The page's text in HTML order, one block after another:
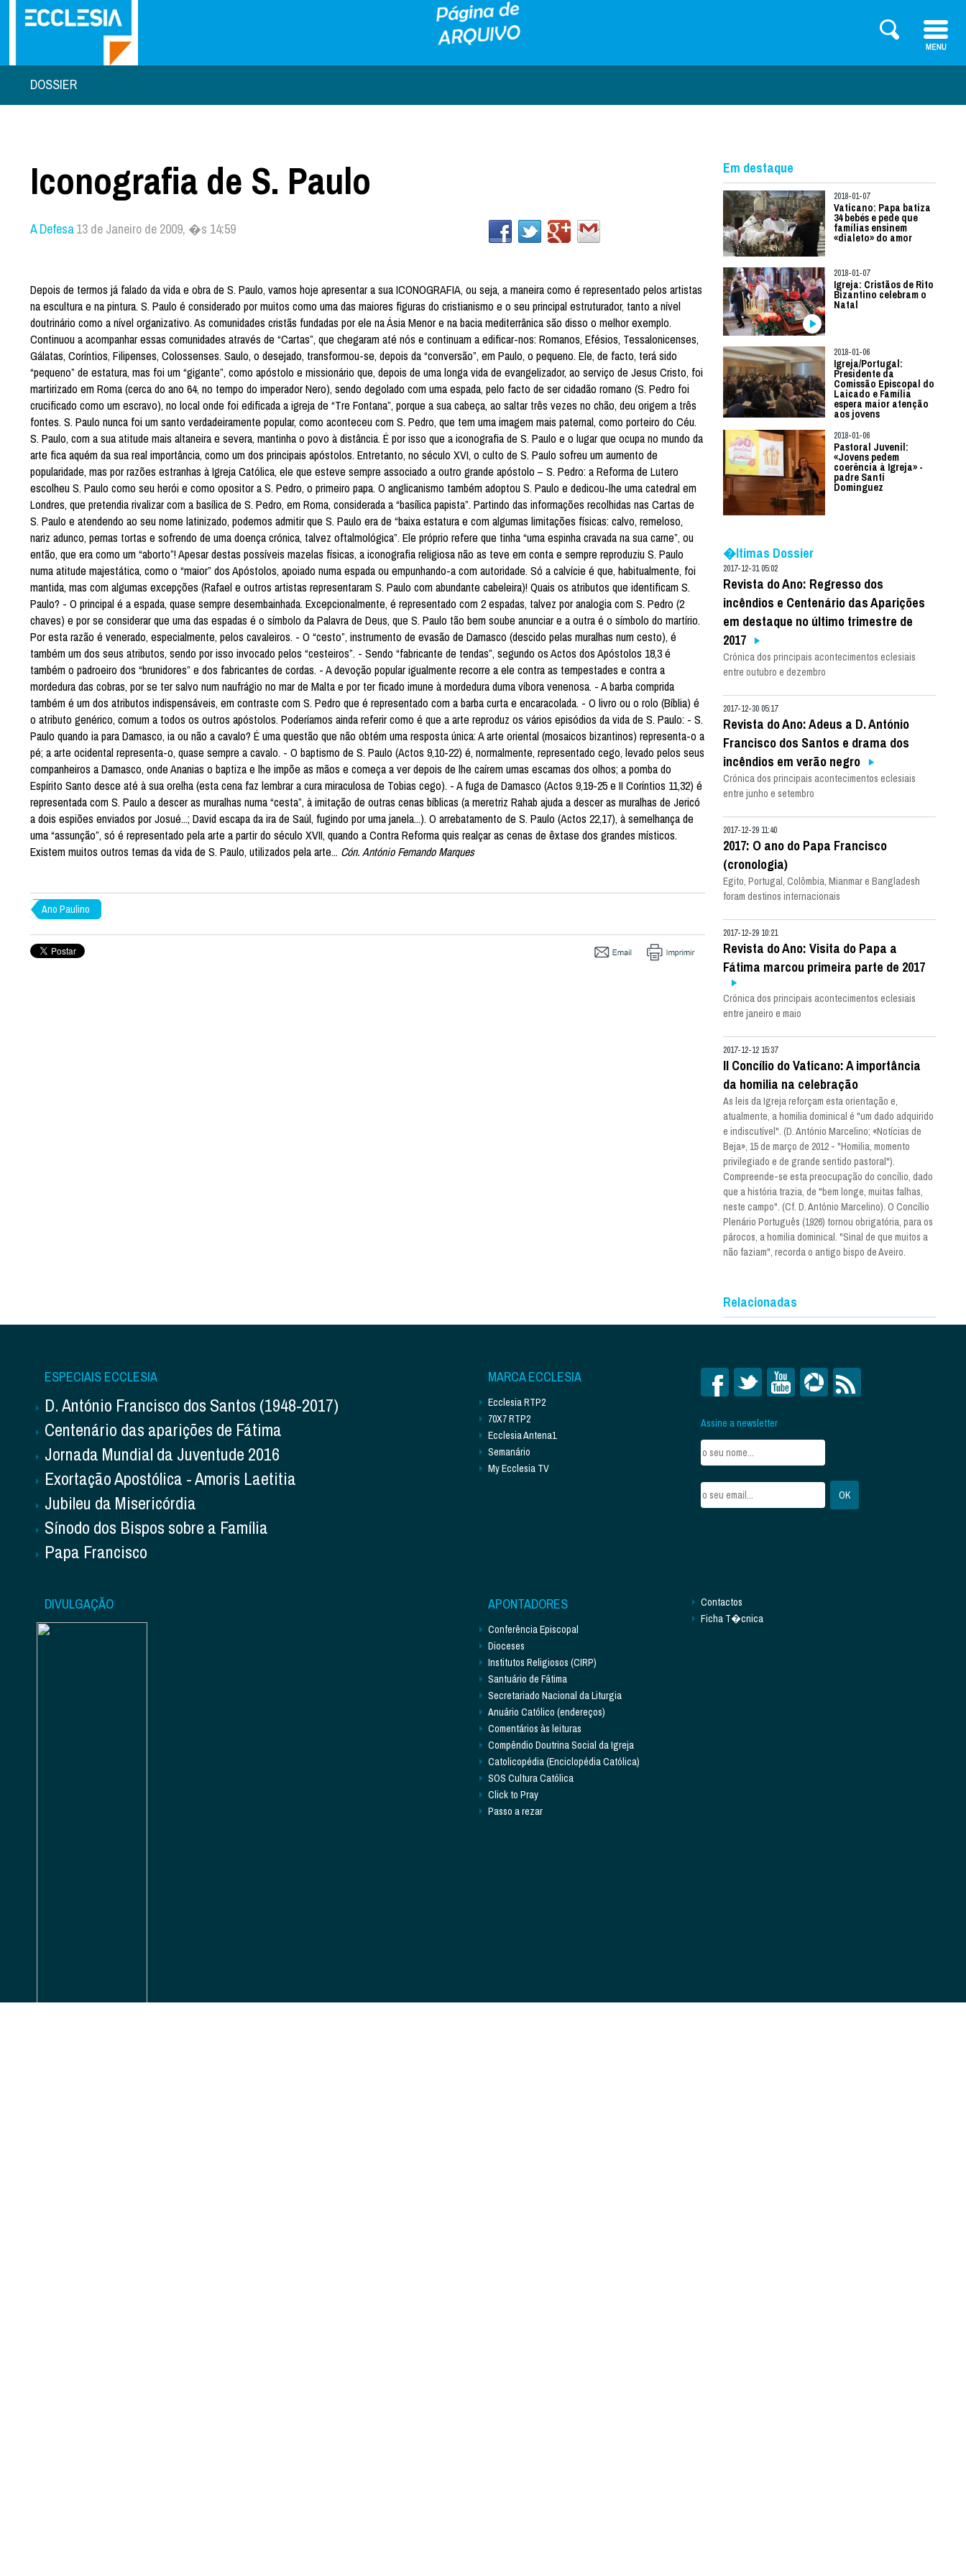
DOSSIER
Iconografia de S. Paulo
A Defesa13 de Janeiro de 2009, �s 14:59
Depois de termos já falado da vida e obra de S. Paulo, vamos hoje apresentar a sua ICONOGRAFIA, ou seja, a maneira como é representado pelos artistas
na escultura e na pintura. S. Paulo é considerado por muitos como uma das maiores figuras do cristianismo e o seu principal estruturador, tanto a nível
doutrinário como a nível organizativo. As comunidades cristãs fundadas por ele na Ásia Menor e na bacia mediterrânica são disso o melhor exemplo.
Continuou a acompanhar essas comunidades através de “Cartas”, que chegaram até nós e continuam a edificar-nos: Romanos, Efésios, Tessalonicenses,
Gálatas, Coríntios, Filipenses, Colossenses. Saulo, o desejado, transformou-se, depois da “conversão”, em Paulo, o pequeno. Ele, de facto, terá sido
“pequeno” de estatura, mas foi um “gigante”, como apóstolo e missionário que, depois de uma longa vida de evangelizador, ao serviço de Jesus Cristo, foi
martirizado em Roma (cerca do ano 64, no tempo do imperador Nero), sendo degolado com uma espada, pelo facto de ser cidadão romano (S. Pedro foi
crucificado como um escravo), no local onde foi edificada a igreja de “Tre Fontana”, porque a sua cabeça, ao saltar três vezes no chão, deu origem a três
fontes. S. Paulo nunca foi um santo verdadeiramente popular, como aconteceu com S. Pedro, que tem uma imagem mais paternal, como porteiro do Céu.
S. Paulo, com a sua atitude mais altaneira e severa, mantinha o povo à distância. É por isso que a iconografia de S. Paulo e o lugar que ocupa no mundo da
arte fica aquém da sua real importância, como um dos principais apóstolos. Entretanto, no século XVI, o culto de S. Paulo sofreu um aumento de
popularidade, mas por razões estranhas à Igreja Católica, ele que esteve sempre associado a outro grande apóstolo – S. Pedro: a Reforma de Lutero
escolheu S. Paulo como seu herói e como opositor a S. Pedro, o primeiro papa. O anglicanismo também adoptou S. Paulo e dedicou-lhe uma catedral em
Londres, que pretendia rivalizar com a basílica de S. Pedro, em Roma, considerada a “basílica papista”. Partindo das informações recolhidas nas Cartas de
S. Paulo e atendendo ao seu nome latinizado, podemos admitir que S. Paulo era de “baixa estatura e com algumas limitações físicas: calvo, remeloso,
nariz adunco, pernas tortas e sofrendo de uma doença crónica, talvez oftalmológica”. Ele próprio refere que tinha “uma espinha cravada na sua carne”, ou
então, que era como um “aborto”! Apesar destas possíveis mazelas físicas, a iconografia religiosa não as teve em conta e sempre reproduziu S. Paulo
numa atitude majestática, como o “maior” dos Apóstolos, apoiado numa espada ou empunhando-a com autoridade. Só a calvície é que, habitualmente, foi
mantida, mas com algumas excepções (Rafael e outros artistas representaram S. Paulo com abundante cabeleira)! Quais os atributos que identificam S.
Paulo? - O principal é a espada, quase sempre desembainhada. Excepcionalmente, é representado com 2 espadas, talvez por analogia com S. Pedro (2
chaves) e por se considerar que uma das espadas é o símbolo da Palavra de Deus, que S. Paulo tão bem soube anunciar e a outra é o símbolo do martírio.
Por esta razão é venerado, especialmente, pelos cavaleiros. - O “cesto”, instrumento de evasão de Damasco (descido pelas muralhas num cesto), é
também um dos seus atributos, sendo por isso invocado pelos “cesteiros”. - Sendo “fabricante de tendas”, segundo os Actos dos Apóstolos 18,3 é
também o padroeiro dos “brunidores” e dos fabricantes de cordas. - A devoção popular igualmente recorre a ele contra as tempestades e contra a
mordedura das cobras, por se ter salvo num naufrágio no mar de Malta e por ter ficado imune à mordedura duma víbora venenosa. - A barba comprida
também é um dos atributos indispensáveis, em contraste com S. Pedro que é representado com a barba curta e encaracolada. - O livro ou o rolo (Bíblia) é
o atributo genérico, comum a todos os outros apóstolos. Poderíamos ainda referir como é que a arte reproduz os vários episódios da vida de S. Paulo: - S.
Paulo quando ia para Damasco, ia ou não a cavalo? É uma questão que não obtém uma resposta única: A arte oriental (mosaicos bizantinos) representa-o a
pé; a arte ocidental representa-o, quase sempre a cavalo. - O baptismo de S. Paulo (Actos 9,10-22) é, normalmente, representado cego, levado pelos seus
companheiros a Damasco, onde Ananias o baptiza e lhe impõe as mãos e começa a ver depois de lhe caírem umas escamas dos olhos; a pomba do
Espírito Santo desce até à sua orelha (esta cena faz lembrar a cura miraculosa de Tobias cego). - A fuga de Damasco (Actos 9,19-25 e II Coríntios 11,32) é
representada com S. Paulo a descer as muralhas numa “cesta”, à imitação de outras cenas bíblicas (a meretriz Rahab ajuda a descer as muralhas de Jericó
a dois espiões enviados por Josué...; David escapa da ira de Saúl, fugindo por uma janela...). O arrebatamento de S. Paulo (Actos 22,17), à semelhança de
uma “assunção”, só é representado pela arte a partir do século XVII, quando a Contra Reforma quis realçar as cenas de êxtase dos grandes místicos.
Existem muitos outros temas da vida de S. Paulo, utilizados pela arte... Cón. António Fernando Marques
Ano Paulino
Em destaque
2018-01-07
Vaticano: Papa batiza
34 bebés e pede que
famílias ensinem
«dialeto» do amor
2018-01-07
Igreja: Cristãos de Rito
Bizantino celebram o
Natal
2018-01-06
Igreja/Portugal:
Presidente da
Comissão Episcopal do
Laicado e Família
espera maior atenção
aos jovens
2018-01-06
Pastoral Juvenil:
«Jovens pedem
coerência à Igreja» -
padre Santi
Dominguez
�ltimas Dossier
2017-12-31 05:02
Revista do Ano: Regresso dos
incêndios e Centenário das Aparições
em destaque no último trimestre de
2017
Crónica dos principais acontecimentos eclesiais
entre outubro e dezembro
2017-12-30 05:17
Revista do Ano: Adeus a D. António
Francisco dos Santos e drama dos
incêndios em verão negro
Crónica dos principais acontecimentos eclesiais
entre junho e setembro
2017-12-29 11:40
2017: O ano do Papa Francisco
(cronologia)
Egito, Portugal, Colômbia, Mianmar e Bangladesh
foram destinos internacionais
2017-12-29 10:21
Revista do Ano: Visita do Papa a
Fátima marcou primeira parte de 2017
Crónica dos principais acontecimentos eclesiais
entre janeiro e maio
2017-12-12 15:37
II Concílio do Vaticano: A importância
da homilia na celebração
As leis da Igreja reforçam esta orientação e,
atualmente, a homilia dominical é "um dado adquirido
e indiscutível". (D. António Marcelino; «Notícias de
Beja», 15 de março de 2012 - "Homilia, momento
privilegiado e de grande sentido pastoral").
Compreende-se esta preocupação do concílio, dado
que a história trazia, de "bem longe, muitas falhas,
neste campo". (Cf. D. António Marcelino). O Concílio
Plenário Português (1926) tornou obrigatória, para os
párocos, a homilia dominical. "Sinal de que muitos a
não faziam", recorda o antigo bispo de Aveiro.
Relacionadas
ESPECIAIS ECCLESIA
D. António Francisco dos Santos (1948-2017)
Centenário das aparições de Fátima
Jornada Mundial da Juventude 2016
Exortação Apostólica - Amoris Laetitia
Jubileu da Misericórdia
Sínodo dos Bispos sobre a Família
Papa Francisco
MARCA ECCLESIA
Ecclesia RTP2
70X7 RTP2
Ecclesia Antena1
Semanário
My Ecclesia TV
Assine a newsletter
DIVULGAÇÃO APONTADORES
Conferência Episcopal
Dioceses
Institutos Religiosos (CIRP)
Santuário de Fátima
Secretariado Nacional da Liturgia
Anuário Católico (endereços)
Comentários às leituras
Compêndio Doutrina Social da Igreja
Catolicopédia (Enciclopédia Católica)
SOS Cultura Católica
Click to Pray
Passo a rezar
Contactos
Ficha T�cnica